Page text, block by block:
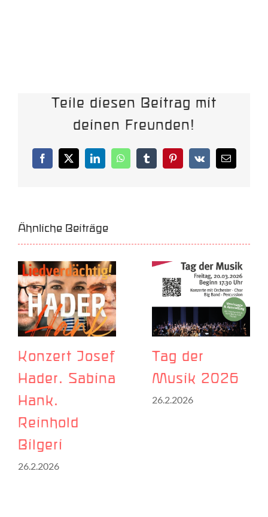
Teile diesen Beitrag mit
deinen Freunden!
Facebook
X LinkedInWhatsAppTumblrPinterest
Vk
E-
Mail
Ähnliche Beiträge
Konzert Josef
Hader. Sabina
Hank.
Reinhold
Bilgeri
26.2.2026
Tag der
Musik 2026
26.2.2026